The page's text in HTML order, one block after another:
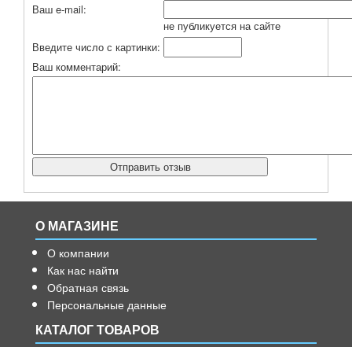
Ваш e-mail:
не публикуется на сайте
Введите число с картинки:
Ваш комментарий:
О МАГАЗИНЕ
О компании
Как нас найти
Обратная связь
Персональные данные
КАТАЛОГ ТОВАРОВ